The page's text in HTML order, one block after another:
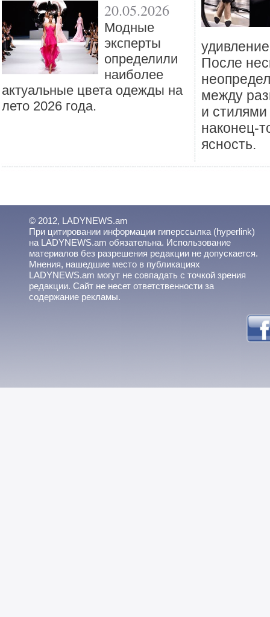
20.05.2026
Mодные
эксперты
определили
наиболее
актуальные цвета одежды на
лето 2026 года.
После
между
и
наконец-
ясность.
© 2012, LADYNEWS.am
При цитировании информации гиперссылка (hyperlink)
на LADYNEWS.am обязательна. Использование
материалов без разрешения редакции не допускается.
Мнения, нашедшие место в публикациях
LADYNEWS.am могут не совпадать с точкой зрения
редакции. Сайт не несет ответственности за
содержание рекламы.